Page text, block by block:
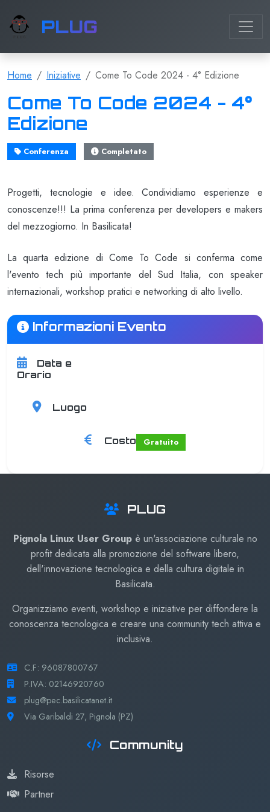
PLUG
Home Iniziative Come To Code 2024 - 4° Edizione
Come To Code 2024 - 4°
Edizione
Conferenza Completato
Progetti, tecnologie e idee. Condividiamo esperienze e
conoscenze!!! La prima conferenza per developers e makers
del mezzogiorno. In Basilicata!
La quarta edizione di Come To Code si conferma come
l'evento tech più importante del Sud Italia, con speaker
internazionali, workshop pratici e networking di alto livello.
Informazioni Evento
Data e
Orario
Luogo
Costo Gratuito
PLUG
Pignola Linux User Groupè un'associazione culturale no
profit dedicata alla promozione del software libero,
dell'innovazione tecnologica e della cultura digitale in
Basilicata.
Organizziamo eventi, workshop e iniziative per diffondere la
conoscenza tecnologica e creare una community tech attiva e
inclusiva.
C.F: 96087800767
P.IVA: 02146920760
plug@pec.basilicatanet.it
Via Garibaldi 27, Pignola (PZ)
Community
Risorse
Partner